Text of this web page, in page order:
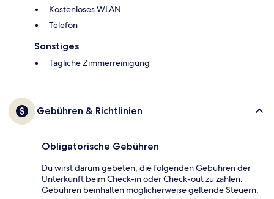
Kostenloses WLAN
Telefon
Sonstiges
Tägliche Zimmerreinigung
Gebühren & Richtlinien
Obligatorische Gebühren
Du wirst darum gebeten, die folgenden Gebühren der
Unterkunft beim Check-in oder Check-out zu zahlen.
Gebühren beinhalten möglicherweise geltende Steuern: